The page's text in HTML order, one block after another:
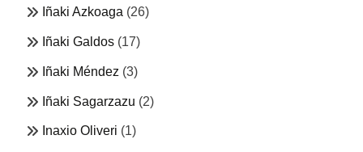
Iñaki Azkoaga (26)
Iñaki Galdos (17)
Iñaki Méndez (3)
Iñaki Sagarzazu (2)
Inaxio Oliveri (1)